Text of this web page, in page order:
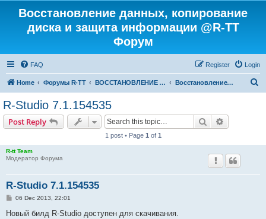
Восстановление данных, копирование
диска и защита информации @R-TT
Форум
FAQ Login
Register
Home Форумы R-TT ВОССТАНОВЛЕНИЕ ДАННЫХ И УДАЛЕННЫХ ФАЙЛОВ Восстановление данных
R-Studio 7.1.154535
Post Reply Search
1 post • Page 1 of 1
R-tt Team
Модератор Форума
R-Studio 7.1.154535
P
s
06 Dec 2013, 22:01
Новый билд R-Studio доступен для скачивания.